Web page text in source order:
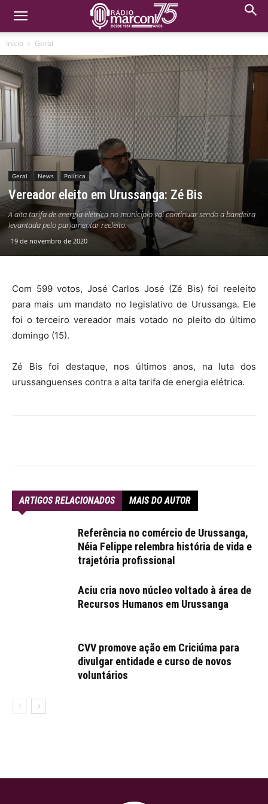
Início Geral
Geral News Política
Vereador eleito em Urussanga: Zé Bis
A alta tarifa de energia elétrica no município vai continuar sendo a bandeira
levantada pelo parlamentar reeleito.
19 de novembro de 2020
Com 599 votos, José Carlos José (Zé Bis) foi reeleito
para mais um mandato no legislativo de Urussanga. Ele
foi o terceiro vereador mais votado no pleito do último
domingo (15).
Zé Bis foi destaque, nos últimos anos, na luta dos
urussanguenses contra a alta tarifa de energia elétrica.
ARTIGOS RELACIONADOS MAIS DO AUTOR
Referência no comércio de Urussanga,
Néia Felippe relembra história de vida e
trajetória profissional
Aciu cria novo núcleo voltado à área de
Recursos Humanos em Urussanga
CVV promove ação em Criciúma para
divulgar entidade e curso de novos
voluntários